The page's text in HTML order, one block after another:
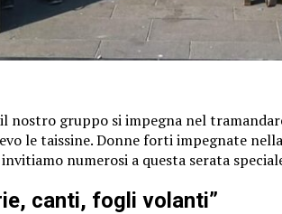
nostro gruppo si impegna nel
le taissine. Donne forti impegnate
numerosi a questa serata
canti, fogli volanti”